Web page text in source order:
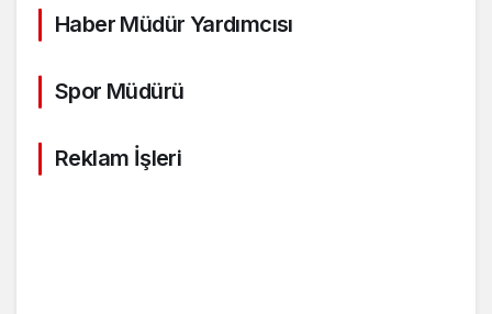
Haber Müdür Yardımcısı
Spor Müdürü
Reklam İşleri